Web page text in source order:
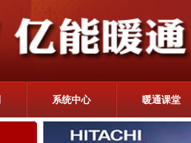
系统中心 暖通课堂